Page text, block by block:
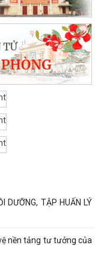
DƯỠNG, TẬP HUẤN LÝ
nền tảng tư tưởng của